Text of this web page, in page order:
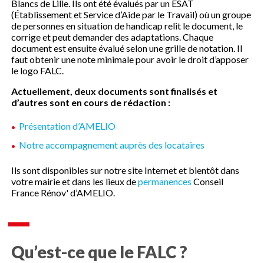
Blancs de Lille. Ils ont été évalués par un ESAT
(Établissement et Service d’Aide par le Travail) où un groupe
de personnes en situation de handicap relit le document, le
corrige et peut demander des adaptations. Chaque
document est ensuite évalué selon une grille de notation. Il
faut obtenir une note minimale pour avoir le droit d’apposer
le logo FALC.
Actuellement, deux documents sont finalisés et
d’autres sont en cours de rédaction :
Présentation d’AMELIO
Notre accompagnement auprès des locataires
Ils sont disponibles sur notre site Internet et bientôt dans
votre mairie et dans les lieux depermanences Conseil
France Rénov' d’AMELIO.
Qu’est-ce que le FALC ?